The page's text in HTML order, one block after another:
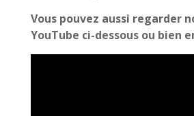
Vous pouvez aussi regarder
YouTube ci-dessous ou bien